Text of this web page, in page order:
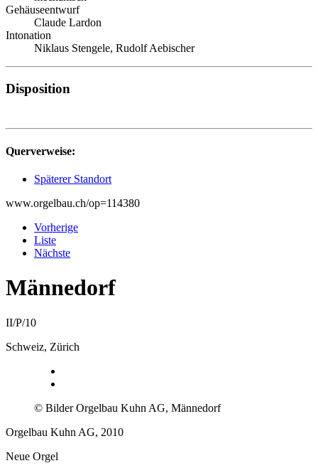
Gehäuseentwurf
Claude Lardon
Intonation
Niklaus Stengele, Rudolf Aebischer
Disposition
Querverweise:
Späterer Standort
www.orgelbau.ch/op=114380
Vorherige
Liste
Nächste
Männedorf
II/P/10
Schweiz, Zürich
© Bilder Orgelbau Kuhn AG, Männedorf
Orgelbau Kuhn AG, 2010
Neue Orgel